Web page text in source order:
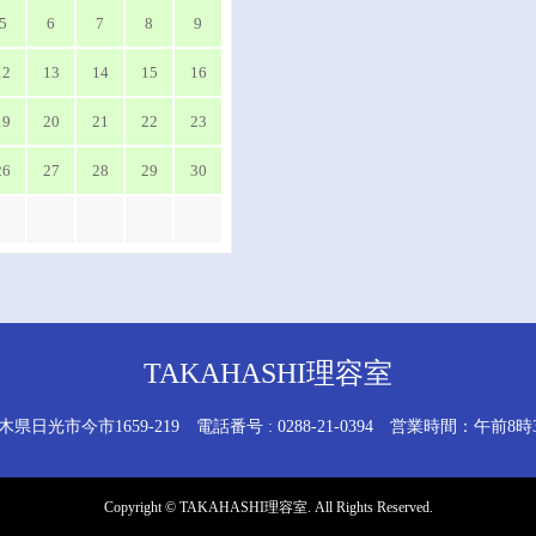
6 7 8 9
13 14 15 16
20 21 22 23
27 28 29 30
TAKAHASHI理容室
県日光市今市1659-219 電話番号 : 0288-21-0394 営業時間：午前8時
Copyright© TAKAHASHI理容室. All Rights Reserved.